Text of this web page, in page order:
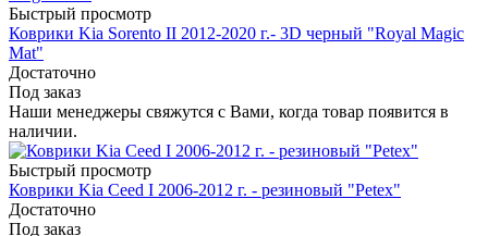
Быстрый просмотр
Коврики Kia Sorento II 2012-2020 г.- 3D черный "Royal Magic
Mat"
Достаточно
Под заказ
Наши менеджеры свяжутся с Вами, когда товар появится в
наличии.
Быстрый просмотр
Коврики Kia Ceed I 2006-2012 г. - резиновый "Petex"
Достаточно
Под заказ